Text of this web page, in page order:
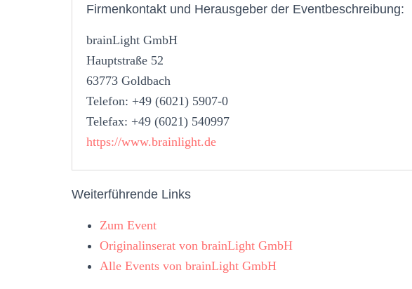
Firmenkontakt und Herausgeber der Eventbeschreibung:
brainLight GmbH
Hauptstraße 52
63773 Goldbach
Telefon: +49 (6021) 5907-0
Telefax: +49 (6021) 540997
https://www.brainlight.de
Weiterführende Links
Zum Event
Originalinserat von brainLight GmbH
Alle Events von brainLight GmbH